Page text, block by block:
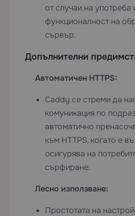
от случаи на употреба
функционалност на
сървър.
Допълнителни
Автоматичен HTTPS:
Caddy се стреми да
комуникация по
автоматично
към HTTPS, когато е
осигурява на
сърфиране.
Лесно използване:
Простотата на